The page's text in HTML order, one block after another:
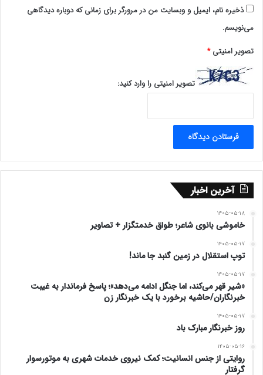
ذخیره نام، ایمیل و وبسایت من در مرورگر برای زمانی که دوباره دیدگاهی
می‌نویسم.
تصویر امنیتی*
تصویر امنیتی را وارد کنید:
آخرین اخبار
۱۴۰۵-۰۵-۱۸
خاموشی بانوی شاعر؛ طواق خدمتگزار + تصاویر
۱۴۰۵-۰۵-۱۷
توپ استقلال در زمین گنبد جا ماند!
۱۴۰۵-۰۵-۱۷
«شیر قهر می‌کند، اما جنگل ادامه می‌دهد»؛ پاسخ فرماندار به غیبت
خبرنگاران/حاشیه برخورد با یک خبرنگار زن
۱۴۰۵-۰۵-۱۷
روز خبرنگار مبارک باد
۱۴۰۵-۰۵-۱۶
روایتی از جنس انسانیت؛ کمک نیروی خدمات شهری به موتورسوار
گرفتار